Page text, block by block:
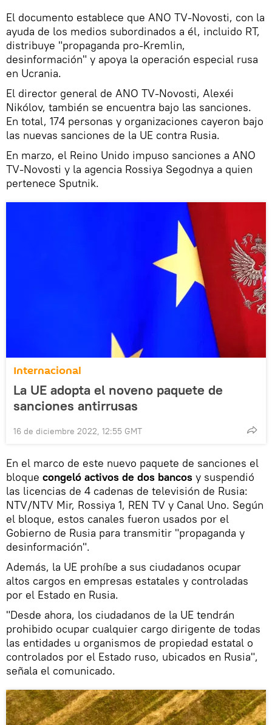
El documento establece que ANO TV-Novosti, con la
ayuda de los medios subordinados a él, incluido RT,
distribuye "propaganda pro-Kremlin,
desinformación" y apoya la operación especial rusa
en Ucrania.
El director general de ANO TV-Novosti, Alexéi
Nikólov, también se encuentra bajo las sanciones.
En total, 174 personas y organizaciones cayeron bajo
las nuevas sanciones de la UE contra Rusia.
En marzo, el Reino Unido impuso sanciones a ANO
TV-Novosti y la agencia Rossiya Segodnya a quien
pertenece Sputnik.
Internacional
La UE adopta el noveno paquete de
sanciones antirrusas
16 de diciembre 2022, 12:55 GMT
En el marco de este nuevo paquete de sanciones el
bloque congeló activos de dos bancos y suspendió
las licencias de 4 cadenas de televisión de Rusia:
NTV/NTV Mir, Rossiya 1, REN TV y Canal Uno. Según
el bloque, estos canales fueron usados por el
Gobierno de Rusia para transmitir "propaganda y
desinformación".
Además, la UE prohíbe a sus ciudadanos ocupar
altos cargos en empresas estatales y controladas
por el Estado en Rusia.
"Desde ahora, los ciudadanos de la UE tendrán
prohibido ocupar cualquier cargo dirigente de todas
las entidades u organismos de propiedad estatal o
controlados por el Estado ruso, ubicados en Rusia",
señala el comunicado.